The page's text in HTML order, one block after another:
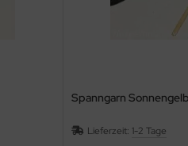
Spanngarn
Lieferzeit: 1-2 Tage